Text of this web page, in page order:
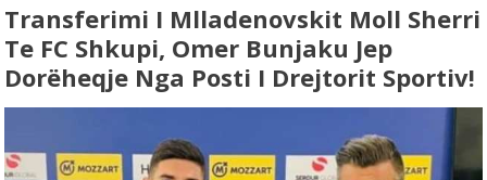
Transferimi I Mlladenovskit Moll Sherri
Te FC Shkupi, Omer Bunjaku Jep
Dorëheqje Nga Posti I Drejtorit Sportiv!